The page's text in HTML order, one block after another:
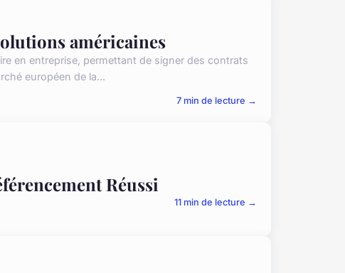
américaines
en entreprise, permettant de signer des contrats
européen de la...
7 min de lecture →
Réussi
11 min de lecture →